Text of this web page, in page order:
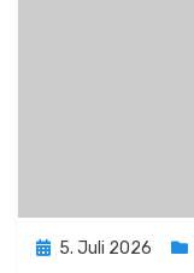
Posted
5. Juli 2026